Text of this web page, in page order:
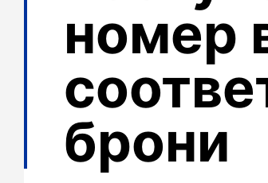
номер
брони